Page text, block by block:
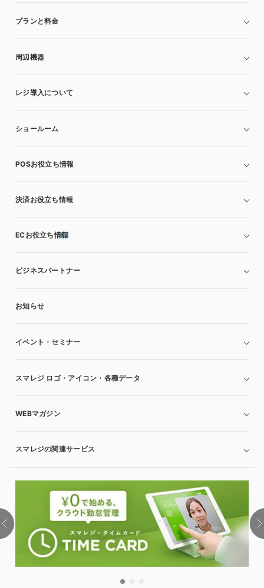
プランと料金
周辺機器
レジ導入について
ショールーム
POSお役立ち情報
決済お役立ち情報
ECお役立ち情報
ビジネスパートナー
お知らせ
イベント・セミナー
スマレジ ロゴ・アイコン・各種データ
WEBマガジン
スマレジの関連サービス